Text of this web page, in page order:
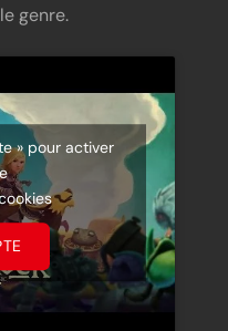
genre.
» pour activer